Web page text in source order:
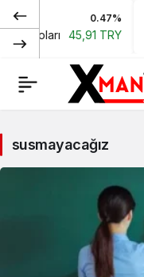
0.47%
Doları 45,91 TRY
susmayacağız